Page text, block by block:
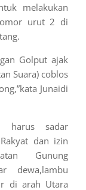
melakukan
urut 2 di
Golput ajak
Suara) coblos
Junaidi
harus sadar
dan izin
Gunung
dewa,lambu
di arah Utara